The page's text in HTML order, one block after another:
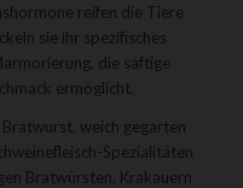
reifen die Tiere
sie ihr spezifisches
die saftige
ermöglicht.
weich gegarten
Spezialitäten
Bratwürsten, Krakauern